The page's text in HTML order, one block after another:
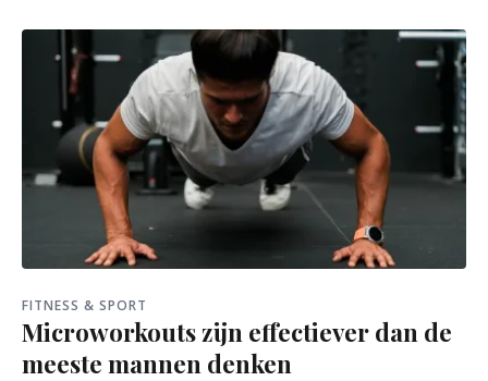
FITNESS & SPORT
Microworkouts zijn effectiever dan de
meeste mannen denken